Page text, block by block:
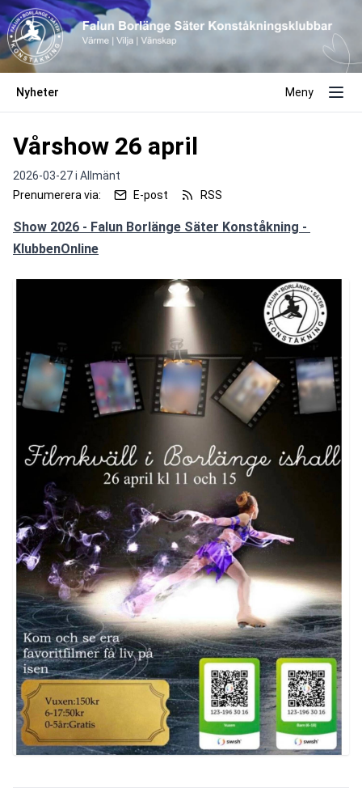
Nyheter Meny
Vårshow 26 april
2026-03-27 i Allmänt
Prenumerera via:
E-post RSS
Show 2026 - Falun Borlänge Säter Konståkning -
KlubbenOnline